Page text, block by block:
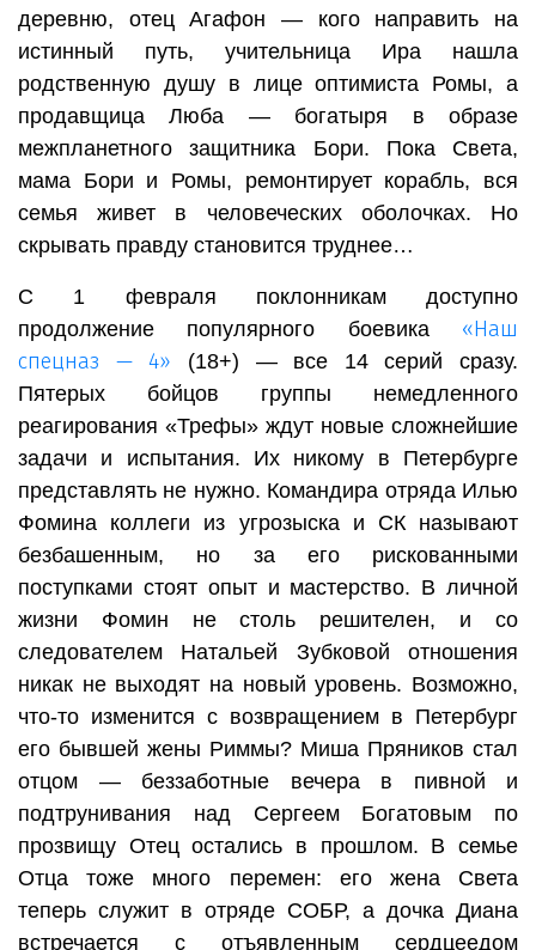
деревню, отец Агафон — кого направить на
истинный путь, учительница Ира нашла
родственную душу в лице оптимиста Ромы, а
продавщица Люба — богатыря в образе
межпланетного защитника Бори. Пока Света,
мама Бори и Ромы, ремонтирует корабль, вся
семья живет в человеческих оболочках. Но
скрывать правду становится труднее…
С 1 февраля поклонникам доступно
продолжение популярного боевика «Наш
спецназ — 4» (18+) — все 14 серий сразу.
Пятерых бойцов группы немедленного
реагирования «Трефы» ждут новые сложнейшие
задачи и испытания. Их никому в Петербурге
представлять не нужно. Командира отряда Илью
Фомина коллеги из угрозыска и СК называют
безбашенным, но за его рискованными
поступками стоят опыт и мастерство. В личной
жизни Фомин не столь решителен, и со
следователем Натальей Зубковой отношения
никак не выходят на новый уровень. Возможно,
что-то изменится с возвращением в Петербург
его бывшей жены Риммы? Миша Пряников стал
отцом — беззаботные вечера в пивной и
подтрунивания над Сергеем Богатовым по
прозвищу Отец остались в прошлом. В семье
Отца тоже много перемен: его жена Света
теперь служит в отряде СОБР, а дочка Диана
встречается с отъявленным сердцеедом